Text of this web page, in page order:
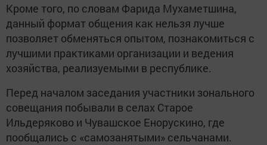
Кроме того, по словам Фарида Мухаметшина,
данный формат общения как нельзя лучше
позволяет обменяться опытом, познакомиться с
лучшими практиками организации и ведения
хозяйства, реализуемыми в республике.
Перед началом заседания участники зонального
совещания побывали в селах Старое
Ильдеряково и Чувашское Енорускино, где
пообщались с «самозанятыми» сельчанами.